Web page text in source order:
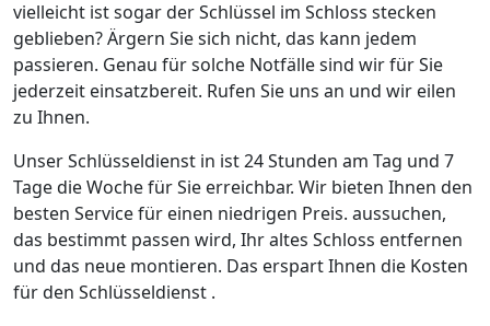
vielleicht ist sogar der Schlüssel im Schloss stecken
geblieben? Ärgern Sie sich nicht, das kann jedem
passieren. Genau für solche Notfälle sind wir für Sie
jederzeit einsatzbereit. Rufen Sie uns an und wir eilen
zu Ihnen.
Unser Schlüsseldienst in ist 24 Stunden am Tag und 7
Tage die Woche für Sie erreichbar. Wir bieten Ihnen den
besten Service für einen niedrigen Preis. aussuchen,
das bestimmt passen wird, Ihr altes Schloss entfernen
und das neue montieren. Das erspart Ihnen die Kosten
für den Schlüsseldienst .